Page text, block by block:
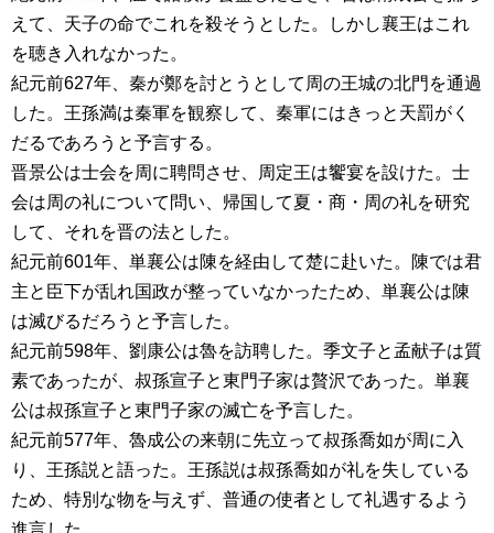
えて、天子の命でこれを殺そうとした。しかし襄王はこれ
を聴き入れなかった。
紀元前627年、秦が鄭を討とうとして周の王城の北門を通過
した。王孫満は秦軍を観察して、秦軍にはきっと天罰がく
だるであろうと予言する。
晋景公は士会を周に聘問させ、周定王は饗宴を設けた。士
会は周の礼について問い、帰国して夏・商・周の礼を研究
して、それを晋の法とした。
紀元前601年、単襄公は陳を経由して楚に赴いた。陳では君
主と臣下が乱れ国政が整っていなかったため、単襄公は陳
は滅びるだろうと予言した。
紀元前598年、劉康公は魯を訪聘した。季文子と孟献子は質
素であったが、叔孫宣子と東門子家は贅沢であった。単襄
公は叔孫宣子と東門子家の滅亡を予言した。
紀元前577年、魯成公の来朝に先立って叔孫喬如が周に入
り、王孫説と語った。王孫説は叔孫喬如が礼を失している
ため、特別な物を与えず、普通の使者として礼遇するよう
進言した。